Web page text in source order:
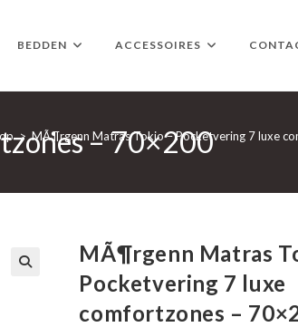
BEDDEN ACCESSOIRES
– 70×200
> MÃ¶rgenn Matras Tokio – Pocketvering 7 luxe
MÃ¶rgenn Matras
Pocketvering 7 luxe
comfortzones –